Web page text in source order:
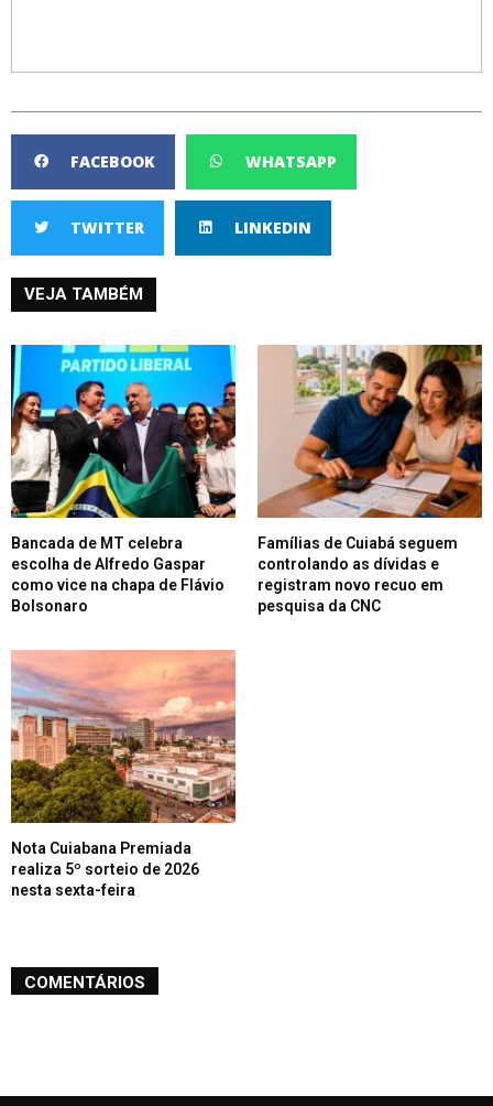
FACEBOOK WHATSAPP
TWITTER LINKEDIN
VEJA TAMBÉM
Bancada de MT celebra
escolha de Alfredo Gaspar
como vice na chapa de Flávio
Bolsonaro
Famílias de Cuiabá seguem
controlando as dívidas e
registram novo recuo em
pesquisa da CNC
Nota Cuiabana Premiada
realiza 5º sorteio de 2026
nesta sexta-feira
COMENTÁRIOS